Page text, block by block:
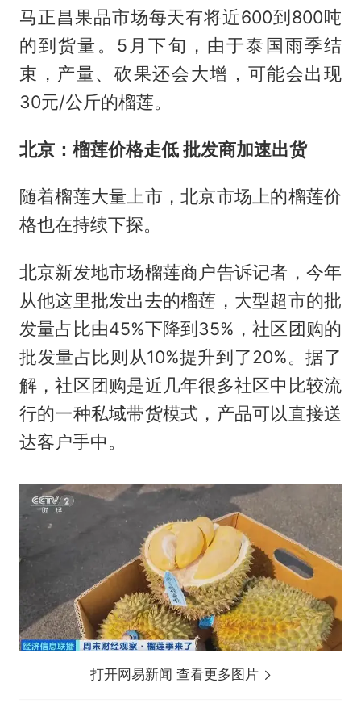
马正昌果品市场每天有将近600到800吨
的到货量。5月下旬，由于泰国雨季结
束，产量、砍果还会大增，可能会出现
30元/公斤的榴莲。
北京：榴莲价格走低 批发商加速出货
随着榴莲大量上市，北京市场上的榴莲价
格也在持续下探。
北京新发地市场榴莲商户告诉记者，今年
从他这里批发出去的榴莲，大型超市的批
发量占比由45%下降到35%，社区团购的
批发量占比则从10%提升到了20%。据了
解，社区团购是近几年很多社区中比较流
行的一种私域带货模式，产品可以直接送
达客户手中。
打开网易新闻 查看更多图片